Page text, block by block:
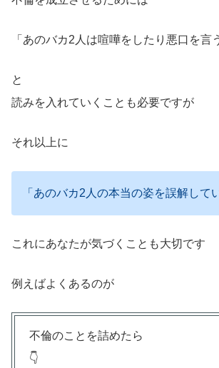
「あのバカ2人は喧嘩をしたり悪口を言
と
読みを入れていくことも必要ですが
それ以上に
「あのバカ2人の本当の姿を誤解して
これにあなたが気づくことも大切です
例えばよくあるのが
不倫のことを詰めたら
👇